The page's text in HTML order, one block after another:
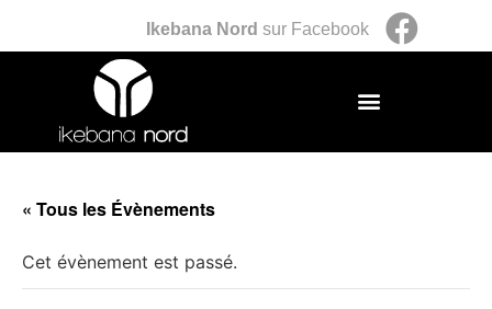
Ikebana Nord sur Facebook
« Tous les Évènements
Cet évènement est passé.